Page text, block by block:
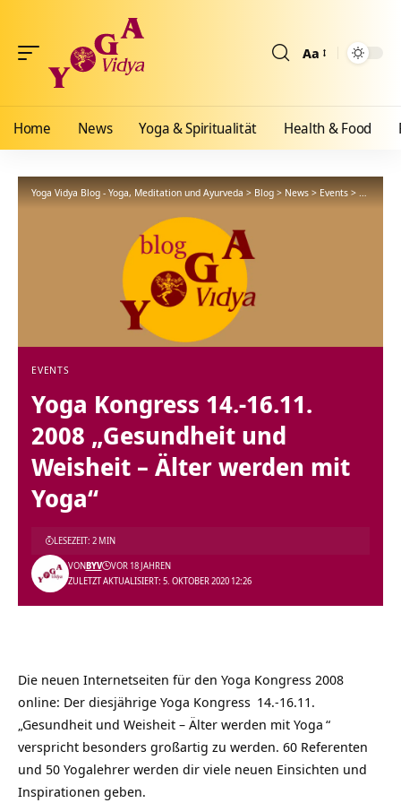
Aa
Home News Yoga & Spiritualität Health & Food
Yoga Vidya Blog - Yoga, Meditation und Ayurveda>Blog>News>Events>Yoga
EVENTS
Yoga Kongress 14.-16.11.
2008 „Gesundheit und
Weisheit – Älter werden mit
Yoga“
ZULETZT AKTUALISIERT: 5. OKTOBER 2020 12:26
VONBYV VOR 18 JAHREN
LESEZEIT: 2 MIN
Die neuen Internetseiten für den Yoga Kongress 2008
online: Der diesjährige Yoga Kongress 14.-16.11.
Gesundheit und Weisheit – Älter werden mit Yoga “
verspricht besonders großartig zu werden. 60 Referenten
und 50 Yogalehrer werden dir viele neuen Einsichten und
Inspirationen geben.